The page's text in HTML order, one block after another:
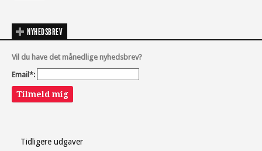
NYHEDSBREV
Vil du have det månedlige nyhedsbrev?
Email*:
Tilmeld mig
Tidligere udgaver